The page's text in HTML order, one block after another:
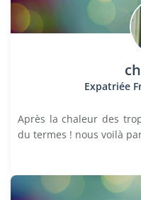
Expatriée
Après la chaleur des
du termes ! nous voilà